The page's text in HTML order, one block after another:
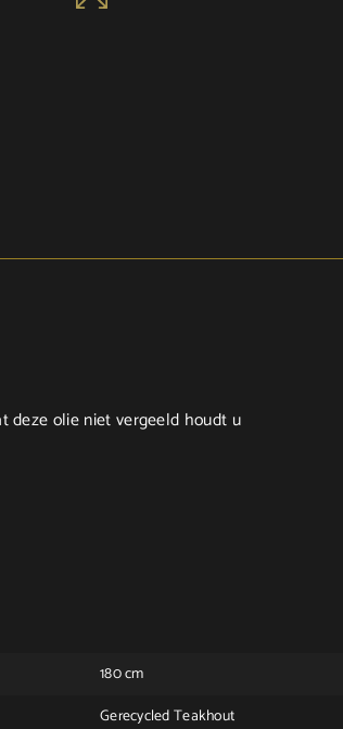
deze olie niet vergeeld houdt u
180 cm
Gerecycled Teakhout